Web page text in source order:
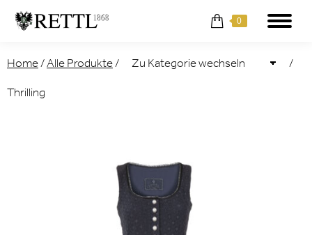
0
Home / Alle Produkte / /
Thrilling